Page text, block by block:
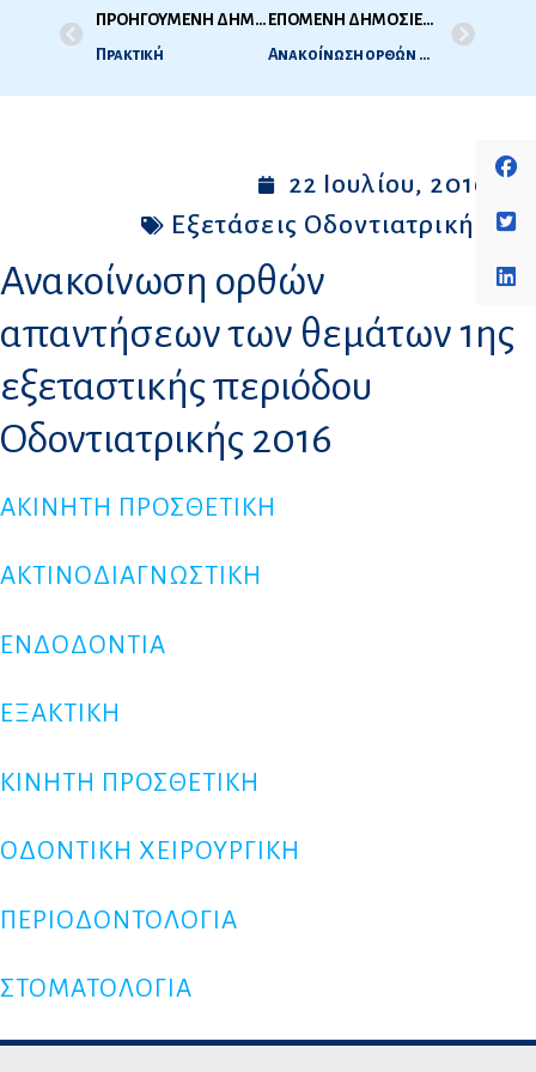
ΠΡΟΗΓΟΥΜΕΝΗ ΔΗΜΟΣΙΕΥΣΗ
Πρακτική
ΕΠΟΜΕΝΗ ΔΗΜΟΣΙΕΥΣΗ
Ανακοίνωση ορθών απαντήσεων των θεμάτων 1ης εξεταστικής περιόδου Iατρικής 2016
22 Ιουλίου, 2016
Εξετάσεις Οδοντιατρικής
Ανακοίνωση ορθών
απαντήσεων των θεμάτων 1ης
εξεταστικής περιόδου
Oδοντιατρικής 2016
ΑΚΙΝΗΤΗ ΠΡΟΣΘΕΤΙΚΗ
ΑΚΤΙΝΟΔΙΑΓΝΩΣΤΙΚΗ
ΕΝΔΟΔΟΝΤΙΑ
ΕΞΑΚΤΙΚΗ
ΚΙΝΗΤΗ ΠΡΟΣΘΕΤΙΚΗ
ΟΔΟΝΤΙΚΗ ΧΕΙΡΟΥΡΓΙΚΗ
ΠΕΡΙΟΔΟΝΤΟΛΟΓΙΑ
ΣΤΟΜΑΤΟΛΟΓΙΑ